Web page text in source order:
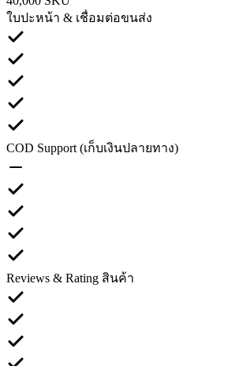
ใบปะหน้า & เชื่อมต่อขนส่ง
COD Support (เก็บเงินปลายทาง)
Reviews & Rating สินค้า